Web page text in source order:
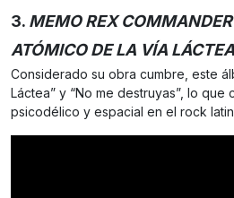
3. MEMO REX
ATÓMICO DE LA VÍA LÁCTEA
Considerado su obra cumbre, este
Láctea” y “No me destruyas”, lo que
psicodélico y espacial en el rock